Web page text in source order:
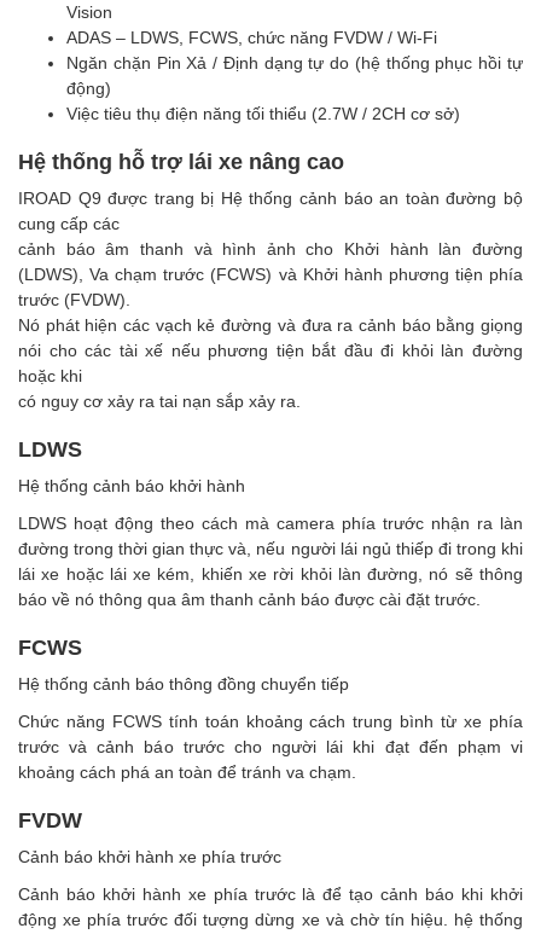
Vision
ADAS – LDWS, FCWS, chức năng FVDW / Wi-Fi
Ngăn chặn Pin Xả / Định dạng tự do (hệ thống phục hồi tự
động)
Việc tiêu thụ điện năng tối thiểu (2.7W / 2CH cơ sở)
Hệ thống hỗ trợ lái xe nâng cao
IROAD Q9 được trang bị Hệ thống cảnh báo an toàn đường bộ
cung cấp các
cảnh báo âm thanh và hình ảnh cho Khởi hành làn đường
(LDWS), Va chạm trước (FCWS) và Khởi hành phương tiện phía
trước (FVDW).
Nó phát hiện các vạch kẻ đường và đưa ra cảnh báo bằng giọng
nói cho các tài xế nếu phương tiện bắt đầu đi khỏi làn đường
hoặc khi
có nguy cơ xảy ra tai nạn sắp xảy ra.
LDWS
Hệ thống cảnh báo khởi hành
LDWS hoạt động theo cách mà camera phía trước nhận ra làn
đường trong thời gian thực và, nếu người lái ngủ thiếp đi trong khi
lái xe hoặc lái xe kém, khiến xe rời khỏi làn đường, nó sẽ thông
báo về nó thông qua âm thanh cảnh báo được cài đặt trước.
FCWS
Hệ thống cảnh báo thông đồng chuyển tiếp
Chức năng FCWS tính toán khoảng cách trung bình từ xe phía
trước và cảnh báo trước cho người lái khi đạt đến phạm vi
khoảng cách phá an toàn để tránh va chạm.
FVDW
Cảnh báo khởi hành xe phía trước
Cảnh báo khởi hành xe phía trước là để tạo cảnh báo khi khởi
động xe phía trước đối tượng dừng xe và chờ tín hiệu. hệ thống